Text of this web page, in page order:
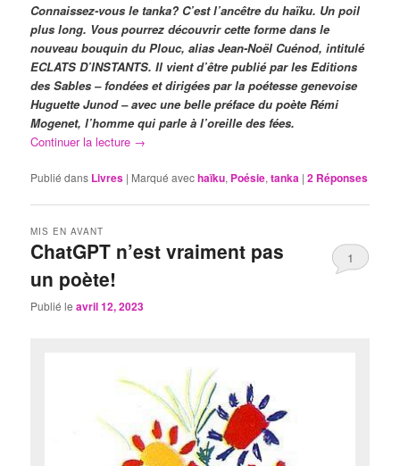
Connaissez-vous le tanka? C’est l’ancêtre du haïku. Un poil
plus long. Vous pourrez découvrir cette forme dans le
nouveau bouquin du Plouc, alias Jean-Noël Cuénod, intitulé
ECLATS D’INSTANTS. Il vient d’être publié par les Editions
des Sables – fondées et dirigées par la poétesse genevoise
Huguette Junod – avec une belle préface du poète Rémi
Mogenet, l’homme qui parle à l’oreille des fées.
Continuer la lecture →
Publié dans Livres | Marqué avechaïku, Poésie,tanka |2 Réponses
ChatGPT n’est vraiment pas
un poète!
MIS EN AVANT
Publié leavril 12, 2023
1